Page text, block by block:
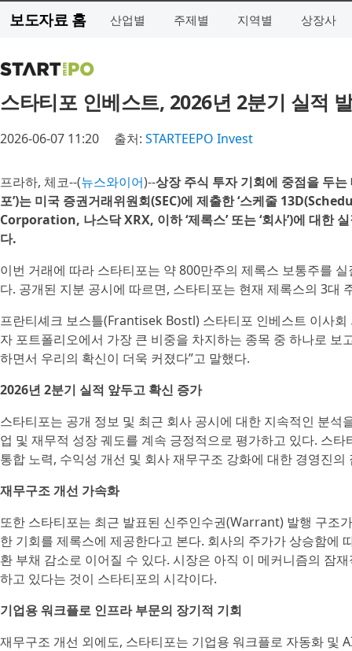
보도자료 홈 산업별 주제별 지역별 상장사
스타티포 인베스트, 2026년 2분기 실적
2026-06-07 11:20 출처: STARTEEPO Invest
프라하, 체코--(뉴스와이어)--상장 주식 투자 기회에 중점을 두
포’)는 미국 증권거래위원회(SEC)에 제출한 ‘스케줄
Corporation, 나스닥 XRX, 이하 ‘제록스’ 또는 ‘회사’)에 대한
다.
이번 거래에 따라 스타티포는 약 800만주의 제록스 보통주를
다. 공개된 지분 공시에 따르면, 스타티포는 현재 제록스의 3대
프란티셰크 보스틀(Frantisek Bostl) 스타티포 인베스트 이사
자 포트폴리오에서 가장 큰 비중을 차지하는 종목 중 하나로
하면서 우리의 확신이 더욱 커졌다”고 말했다.
2026년 2분기 실적 앞두고 확신 증가
스타티포는 공개 정보 및 최근 회사 공시에 대한 지속적인 분
업 및 재무적 성장 궤도를 계속 긍정적으로 평가하고 있다. 스
통합 노력, 수익성 개선 및 회사 재무구조 강화에 대한 경영진
재무구조 개선 가속화
또한 스타티포는 최근 발표된 신주인수권(Warrant) 발행 구조
한 기회를 제록스에 제공한다고 본다. 회사의 주가가 상승함에
환 부채 감소로 이어질 수 있다. 시장은 아직 이 메커니즘의 잠
하고 있다는 것이 스타티포의 시각이다.
기업용 워크플로 인프라 부문의 장기적 기회
재무구조 개선 외에도, 스타티포는 기업용 워크플로 자동화 및